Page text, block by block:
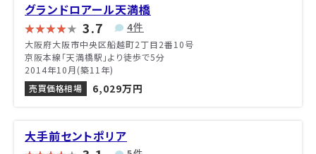
グランドロアール天満橋
3.7 4件
大阪府大阪市中央区船越町2丁目2番10号
京阪本線「天満橋駅」より徒歩で5分
2014年10月(築11年)
売買価格相場
6,029万円
大手前セントポリア